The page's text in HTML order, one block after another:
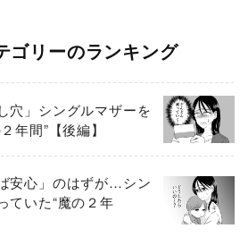
ゴリーのランキング
穴」シングルマザーを
年間”【後編】
安心」のはずが…シン
ていた“魔の２年